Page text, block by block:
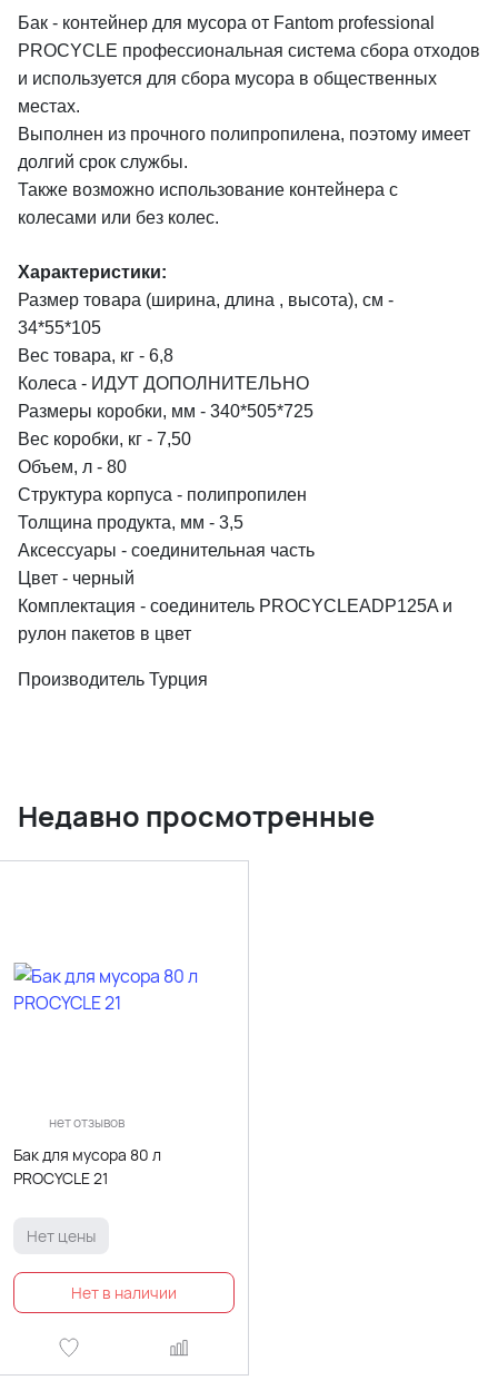
Бак - контейнер для мусора от Fantom professional
PROCYCLE профессиональная система сбора отходов
и используется для сбора мусора в общественных
местах.
Выполнен из прочного полипропилена, поэтому имеет
долгий срок службы.
Также возможно использование контейнера с
колесами или без колес.
Характеристики:
Размер товара (ширина, длина , высота), см -
34*55*105
Вес товара, кг - 6,8
Колеса - ИДУТ ДОПОЛНИТЕЛЬНО
Размеры коробки, мм - 340*505*725
Вес коробки, кг - 7,50
Объем, л - 80
Структура корпуса - полипропилен
Толщина продукта, мм - 3,5
Аксессуары - соединительная часть
Цвет - черный
Комплектация - соединитель PROCYCLEADP125A и
рулон пакетов в цвет
Производитель Турция
Недавно просмотренные
нет отзывов
Бак для мусора 80 л
PROCYCLE 21
Нет цены